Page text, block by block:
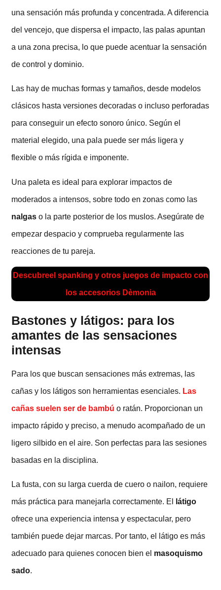
una sensación más profunda y concentrada. A diferencia
del vencejo, que dispersa el impacto, las palas apuntan
a una zona precisa, lo que puede acentuar la sensación
de control y dominio.
Las hay de muchas formas y tamaños, desde modelos
clásicos hasta versiones decoradas o incluso perforadas
para conseguir un efecto sonoro único. Según el
material elegido, una pala puede ser más ligera y
flexible o más rígida e imponente.
Una paleta es ideal para explorar impactos de
moderados a intensos, sobre todo en zonas como las
nalgas o la parte posterior de los muslos. Asegúrate de
empezar despacio y comprueba regularmente las
reacciones de tu pareja.
Descubreel spanking y otros juegos de impacto con
los accesorios Dèmonia
Bastones y látigos: para los
amantes de las sensaciones
intensas
Para los que buscan sensaciones más extremas, las
cañas y los látigos son herramientas esenciales. Las
cañas suelen ser de bambú o ratán. Proporcionan un
impacto rápido y preciso, a menudo acompañado de un
ligero silbido en el aire. Son perfectas para las sesiones
basadas en la disciplina.
La fusta, con su larga cuerda de cuero o nailon, requiere
más práctica para manejarla correctamente. El látigo
ofrece una experiencia intensa y espectacular, pero
también puede dejar marcas. Por tanto, el látigo es más
adecuado para quienes conocen bien el masoquismo
sado.